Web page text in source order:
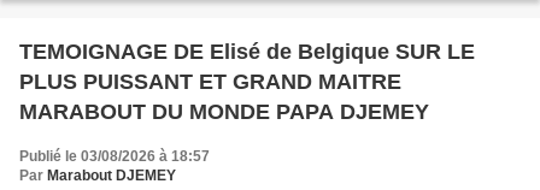
TEMOIGNAGE DE Elisé de Belgique SUR LE
PLUS PUISSANT ET GRAND MAITRE
MARABOUT DU MONDE PAPA DJEMEY
Publié le 03/08/2026 à 18:57
Par Marabout DJEMEY